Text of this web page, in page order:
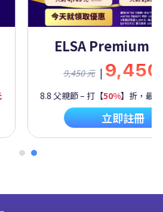
ELSA Premium 終
9,450 元 | 9,450
8.8 父親節 – 打【50%】折，最高
立即註冊